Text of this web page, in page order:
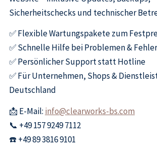
Sicherheitschecks und technischer
✅ Flexible Wartungspakete zum
✅ Schnelle Hilfe bei Problemen &
✅ Persönlicher Support statt Hotline
✅ Für Unternehmen, Shops &
Deutschland
📩 E-Mail: info@clearworks-bs.com
📞 +49 157 9249 7112
☎️ +49 89 3816 9101